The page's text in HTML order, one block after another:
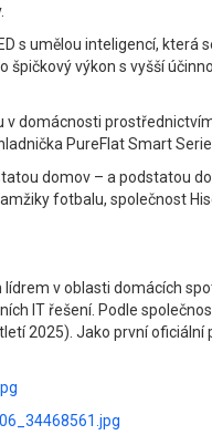
s umělou inteligencí,
výkon s vyšší
domácnosti
PureFlat Smart
domov – a podstatou
fotbalu, společnost
v oblasti domácích
IT řešení. Podle
2025). Jako první